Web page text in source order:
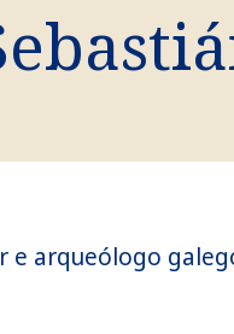
e arqueólogo